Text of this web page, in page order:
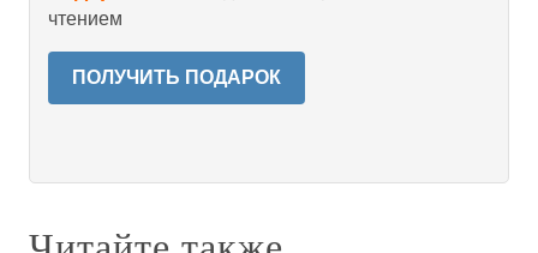
чтением
ПОЛУЧИТЬ ПОДАРОК